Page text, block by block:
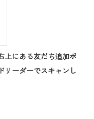
上にある友だち追加ボ
リーダーでスキャンし